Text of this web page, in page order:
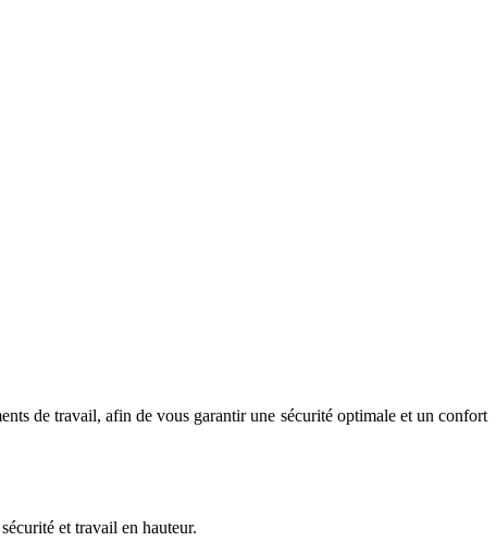
de travail, afin de vous garantir une sécurité optimale et un confort
et travail en hauteur.